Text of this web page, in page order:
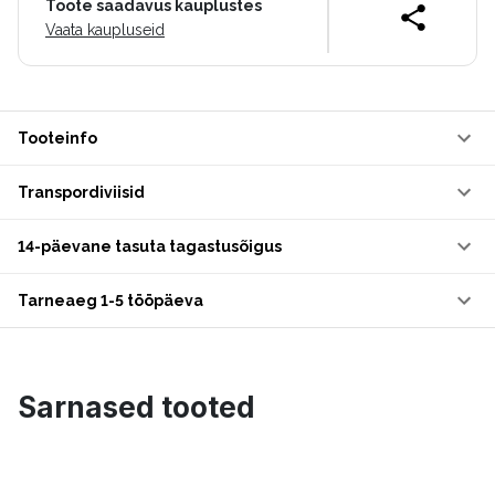
Toote saadavus kauplustes
Vaata kaupluseid
Tooteinfo
Transpordiviisid
14-päevane tasuta tagastusõigus
Tarneaeg 1-5 tööpäeva
Sarnased tooted